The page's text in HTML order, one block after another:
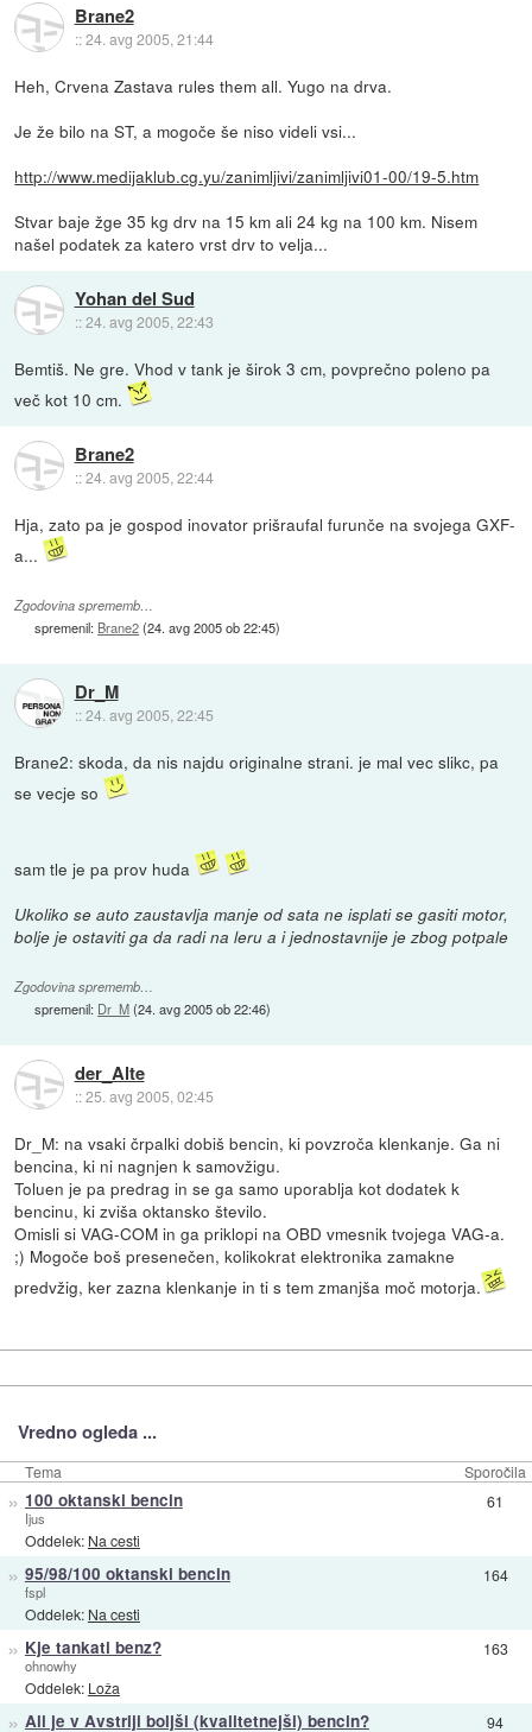
Brane2
::24. avg 2005, 21:44
Heh, Crvena Zastava rules them all. Yugo na drva.
Je že bilo na ST, a mogoče še niso videli vsi...
http://www.medijaklub.cg.yu/zanimljivi/zanimljivi01-00/19-5.htm
Stvar baje žge 35 kg drv na 15 km ali 24 kg na 100 km. Nisem
našel podatek za katero vrst drv to velja...
Yohan del Sud
::24. avg 2005, 22:43
Bemtiš. Ne gre. Vhod v tank je širok 3 cm, povprečno poleno pa
več kot 10 cm.
Brane2
::24. avg 2005, 22:44
Hja, zato pa je gospod inovator prišraufal furunče na svojega GXF-
a...
Zgodovina sprememb…
spremenil: Brane2(24. avg 2005 ob 22:45)
Dr_M
::24. avg 2005, 22:45
Brane2: skoda, da nis najdu originalne strani. je mal vec slikc, pa
se vecje so
sam tle je pa prov huda
Ukoliko se auto zaustavlja manje od sata ne isplati se gasiti motor,
bolje je ostaviti ga da radi na leru a i jednostavnije je zbog potpale
Zgodovina sprememb…
spremenil: Dr_M(24. avg 2005 ob 22:46)
der_Alte
::25. avg 2005, 02:45
Dr_M: na vsaki črpalki dobiš bencin, ki povzroča klenkanje. Ga ni
bencina, ki ni nagnjen k samovžigu.
Toluen je pa predrag in se ga samo uporablja kot dodatek k
bencinu, ki zviša oktansko število.
Omisli si VAG-COM in ga priklopi na OBD vmesnik tvojega VAG-a.
;) Mogoče boš presenečen, kolikokrat elektronika zamakne
predvžig, ker zazna klenkanje in ti s tem zmanjša moč motorja.
Vredno ogleda ...
Tema Sporočila
» 100 oktanski bencin
Ijus
Oddelek: Na cesti
61
» 95/98/100 oktanski bencin
fspl
Oddelek: Na cesti
164
» Kje tankati benz?
ohnowhy
Oddelek: Loža
163
» Ali je v Avstriji boljši (kvalitetnejši) bencin? 94